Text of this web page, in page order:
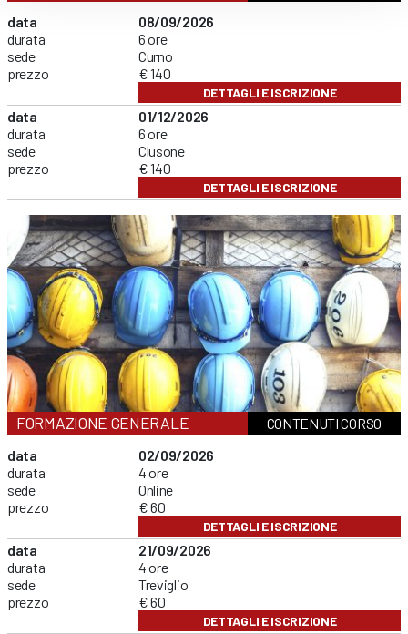
data
durata
sede
prezzo
08/09/2026
6 ore
Curno
€ 140
DETTAGLI E ISCRIZIONE
data
durata
sede
prezzo
01/12/2026
6 ore
Clusone
€ 140
DETTAGLI E ISCRIZIONE
FORMAZIONE GENERALE
CONTENUTI CORSO
data
durata
sede
prezzo
02/09/2026
4 ore
Online
€ 60
DETTAGLI E ISCRIZIONE
data
durata
sede
prezzo
21/09/2026
4 ore
Treviglio
€ 60
DETTAGLI E ISCRIZIONE